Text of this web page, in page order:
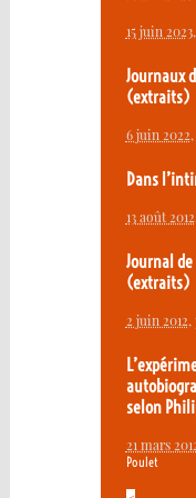
15 juin 2023
Journaux
(extraits)
6 juin 2022
Dans
13 août 2012
Journal
(extraits)
2 juin 2012,
selon
21 mars
Poulet